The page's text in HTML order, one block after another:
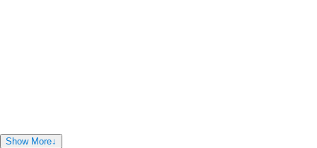
vez de cobrar automaticamente.
Show More↓